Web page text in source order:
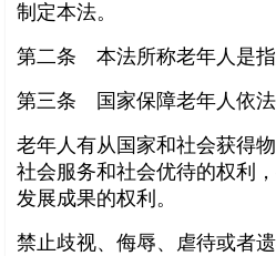
制定本法。
第二条 本法所称老年人是指
第三条 国家保障老年人依法
老年人有从国家和社会获得
社会服务和社会优待的权利
发展成果的权利。
禁止歧视、侮辱、虐待或者遗